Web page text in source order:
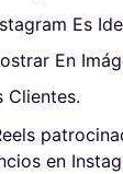
Es
En
Clientes.
en